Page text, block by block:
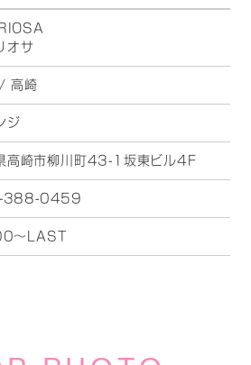
オサ
高崎
ジ
高崎市柳川町43-1坂東ビル4F
388-0459
～LAST